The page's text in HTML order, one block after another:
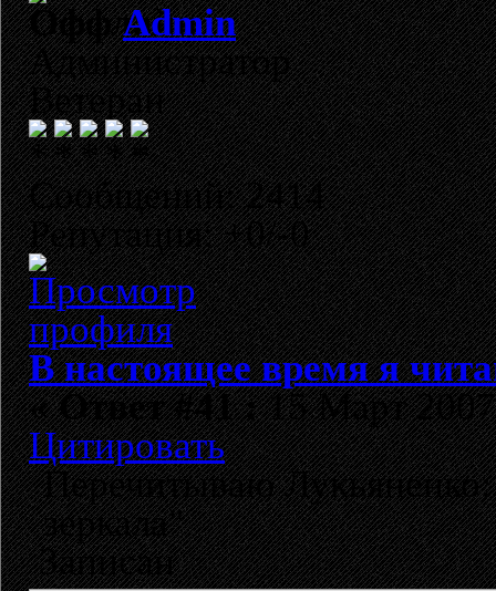
Admin
Администратор
Ветеран
Сообщений: 2414
Репутация: +0/-0
В настоящее время я
«Ответ #41 :15 Март
Цитировать
Перечитываю
зеркала"
Записан